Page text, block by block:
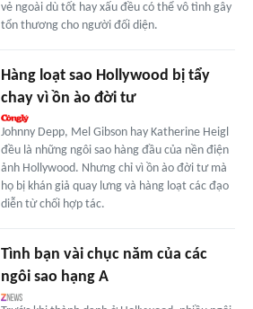
vẻ ngoài dù tốt hay xấu đều có thể vô tình gây
tổn thương cho người đối diện.
Hàng loạt sao Hollywood bị tẩy
chay vì ồn ào đời tư
Johnny Depp, Mel Gibson hay Katherine Heigl
đều là những ngôi sao hàng đầu của nền điện
ảnh Hollywood. Nhưng chỉ vì ồn ào đời tư mà
họ bị khán giả quay lưng và hàng loạt các đạo
diễn từ chối hợp tác.
Tình bạn vài chục năm của các
ngôi sao hạng A